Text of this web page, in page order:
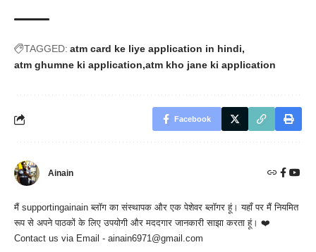
TAGGED: atm card ke liye application in hindi
atm ghumne ki application atm kho jane ki application
Facebook
Ainain
मैं supportingainain ब्लॉग का संस्थापक और एक पेशेवर ब्लॉगर हूं। यहाँ पर मैं नियमित
रूप से अपने पाठकों के लिए उपयोगी और मददगार जानकारी साझा करता हूं। ❤️
Contact us via Email - ainain6971@gmail.com